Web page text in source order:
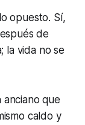
opuesto. Sí,
de
la vida no se
que
caldo y